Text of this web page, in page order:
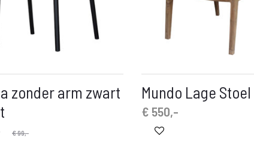
zonder arm zwart
€99,-
Mundo Lage Stoel
€ 550,-